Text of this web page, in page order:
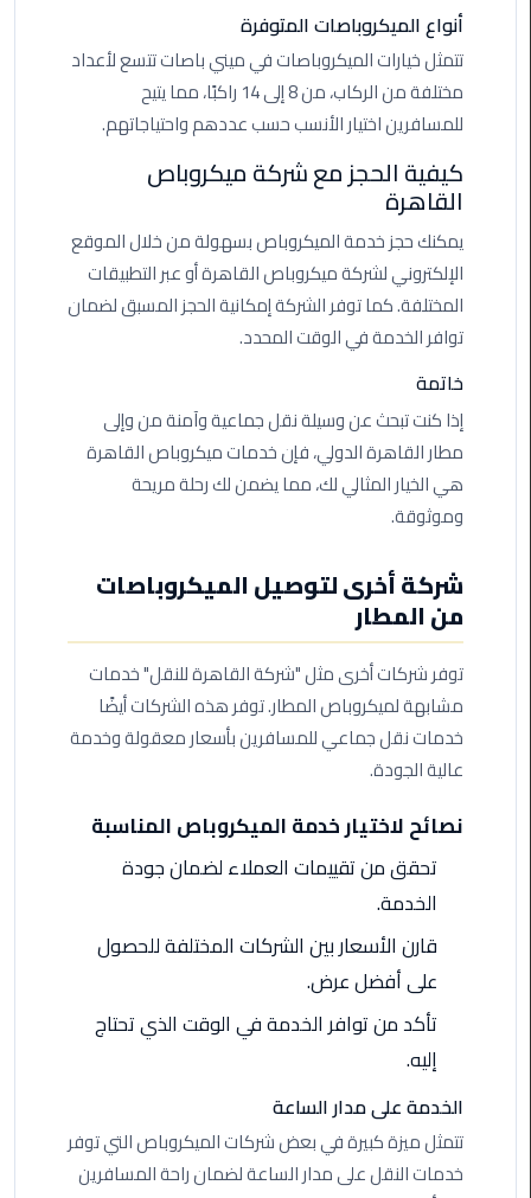
سارات
مرسيدس
ليموزين
اسكندرية
ليموزين
الساحل
الشمالي
ليموزين
العين
السخنة
ليموزين
الشيخ
ليموزين
مرسى
مطروح
مطار
سفنكس
القاهرة
والعكس
أنواع الميكروباصات المتوفرة
تتمثل خيارات الميكروباصات في ميني باصات تتسع لأعداد
مختلفة من الركاب، من 8 إلى 14 راكبًا، مما يتيح
للمسافرين اختيار الأنسب حسب عددهم واحتياجاتهم.
كيفية الحجز مع شركة ميكروباص
القاهرة
يمكنك حجز خدمة الميكروباص بسهولة من خلال الموقع
الإلكتروني لشركة ميكروباص القاهرة أو عبر التطبيقات
المختلفة. كما توفر الشركة إمكانية الحجز المسبق لضمان
توافر الخدمة في الوقت المحدد.
خاتمة
إذا كنت تبحث عن وسيلة نقل جماعية وآمنة من وإلى
مطار القاهرة الدولي، فإن خدمات ميكروباص القاهرة
هي الخيار المثالي لك، مما يضمن لك رحلة مريحة
وموثوقة.
شركة أخرى لتوصيل الميكروباصات
من المطار
توفر شركات أخرى مثل "شركة القاهرة للنقل" خدمات
مشابهة لميكروباص المطار. توفر هذه الشركات أيضًا
خدمات نقل جماعي للمسافرين بأسعار معقولة وخدمة
عالية الجودة.
نصائح لاختيار خدمة الميكروباص المناسبة
تحقق من تقييمات العملاء لضمان جودة
الخدمة.
قارن الأسعار بين الشركات المختلفة للحصول
على أفضل عرض.
تأكد من توافر الخدمة في الوقت الذي تحتاج
إليه.
الخدمة على مدار الساعة
تتمثل ميزة كبيرة في بعض شركات الميكروباص التي توفر
خدمات النقل على مدار الساعة لضمان راحة المسافرين